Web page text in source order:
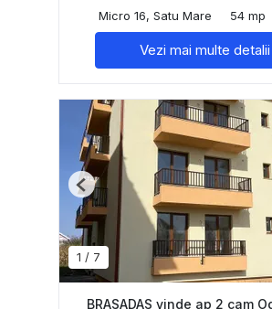
Micro 16, Satu Mare
54 mp
Vezi mai multe detalii
1 / 7
Previous
BRASADAS vinde ap 2 cam